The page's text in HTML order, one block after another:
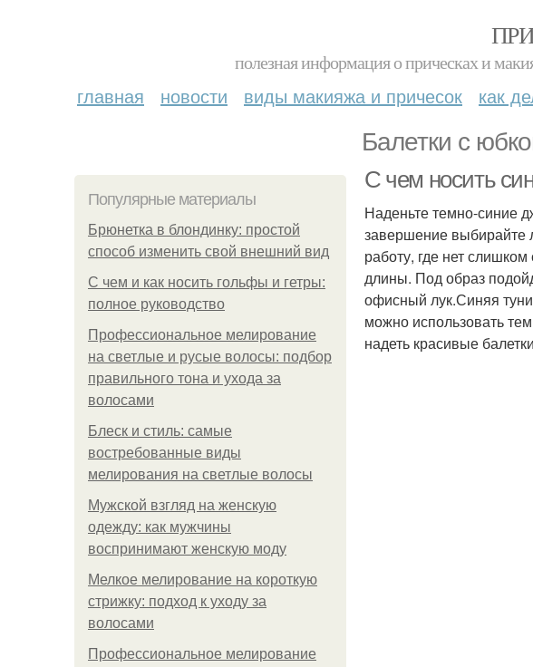
полезная информация о прическах и
главная новости виды макияжа и причесок как
Балетки с
Популярные материалы
Брюнетка в блондинку: простой
способ изменить свой внешний вид
С чем и как носить гольфы и гетры:
полное руководство
Профессиональное мелирование
на светлые и русые волосы: подбор
правильного тона и ухода за
волосами
Блеск и стиль: самые
востребованные виды
мелирования на светлые волосы
Мужской взгляд на женскую
одежду: как мужчины
воспринимают женскую моду
Мелкое мелирование на короткую
стрижку: подход к уходу за
волосами
Профессиональное мелирование
С чем носить
Наденьте темно-синие
завершение выбирайте
работу, где нет
длины. Под образ
офисный лук.Синяя
можно использовать
надеть красивые